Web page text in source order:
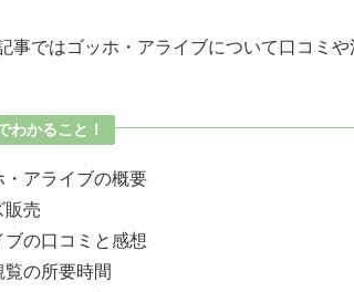
事ではゴッホ・アライブについて口コミや
わかること！
・アライブの概要
販売
ブの口コミと感想
覧の所要時間